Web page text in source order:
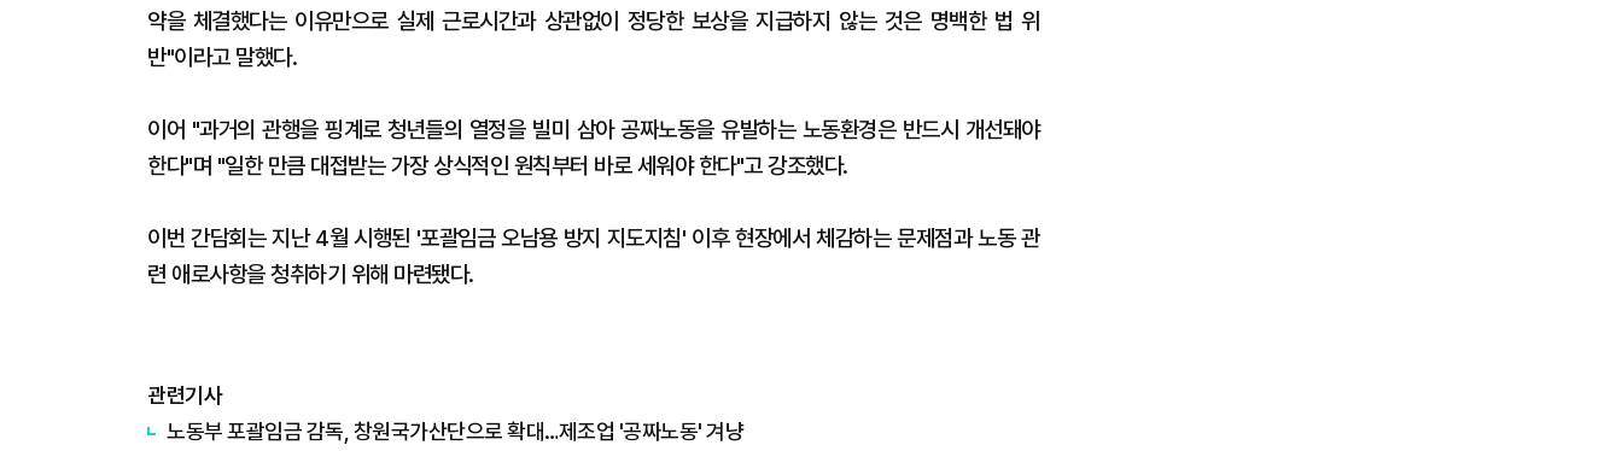
약을 체결했다는 이유만으로 실제 근로시간과 상관없이 정당한 보상을 지급하지 않는 것은 명백한 법 위
반"이라고 말했다.
이어 "과거의 관행을 핑계로 청년들의 열정을 빌미 삼아 공짜노동을 유발하는 노동환경은 반드시 개선돼야
한다"며 "일한 만큼 대접받는 가장 상식적인 원칙부터 바로 세워야 한다"고 강조했다.
이번 간담회는 지난 4월 시행된 '포괄임금 오남용 방지 지도지침' 이후 현장에서 체감하는 문제점과 노동 관
련 애로사항을 청취하기 위해 마련됐다.
관련기사
노동부 포괄임금 감독, 창원국가산단으로 확대…제조업 '공짜노동' 겨냥